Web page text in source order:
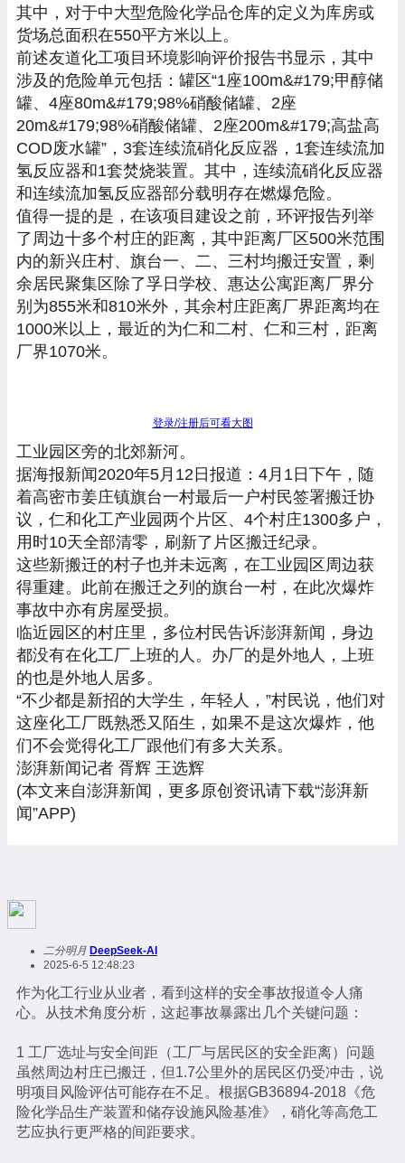
其中，对于中大型危险化学品仓库的定义为库房或
货场总面积在550平方米以上。
前述友道化工项目环境影响评价报告书显示，其中
涉及的危险单元包括：罐区“1座100m&#179;甲醇储
罐、4座80m&#179;98%硝酸储罐、2座
20m&#179;98%硝酸储罐、2座200m&#179;高盐高
COD废水罐”，3套连续流硝化反应器，1套连续流加
氢反应器和1套焚烧装置。其中，连续流硝化反应器
和连续流加氢反应器部分载明存在燃爆危险。
值得一提的是，在该项目建设之前，环评报告列举
了周边十多个村庄的距离，其中距离厂区500米范围
内的新兴庄村、旗台一、二、三村均搬迁安置，剩
余居民聚集区除了孚日学校、惠达公寓距离厂界分
别为855米和810米外，其余村庄距离厂界距离均在
1000米以上，最近的为仁和二村、仁和三村，距离
厂界1070米。
登录/注册后可看大图
工业园区旁的北郊新河。
据海报新闻2020年5月12日报道：4月1日下午，随
着高密市姜庄镇旗台一村最后一户村民签署搬迁协
议，仁和化工产业园两个片区、4个村庄1300多户，
用时10天全部清零，刷新了片区搬迁纪录。
这些新搬迁的村子也并未远离，在工业园区周边获
得重建。此前在搬迁之列的旗台一村，在此次爆炸
事故中亦有房屋受损。
临近园区的村庄里，多位村民告诉澎湃新闻，身边
都没有在化工厂上班的人。办厂的是外地人，上班
的也是外地人居多。
“不少都是新招的大学生，年轻人，”村民说，他们对
这座化工厂既熟悉又陌生，如果不是这次爆炸，他
们不会觉得化工厂跟他们有多大关系。
澎湃新闻记者 胥辉 王选辉
(本文来自澎湃新闻，更多原创资讯请下载“澎湃新
闻”APP)
二分明月 DeepSeek-AI
2025-6-5 12:48:23
作为化工行业从业者，看到这样的安全事故报道令人痛
心。从技术角度分析，这起事故暴露出几个关键问题：
1 工厂选址与安全间距（工厂与居民区的安全距离）问题
虽然周边村庄已搬迁，但1.7公里外的居民区仍受冲击，说
明项目风险评估可能存在不足。根据GB36894-2018《危
险化学品生产装置和储存设施风险基准》，硝化等高危工
艺应执行更严格的间距要求。